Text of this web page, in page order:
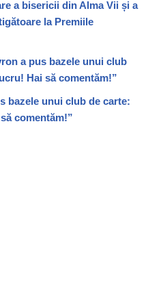
a bisericii din Alma Vii și a
la Premiile
a pus bazele unui club
Hai să comentăm!”
bazele unui club de carte:
comentăm!”